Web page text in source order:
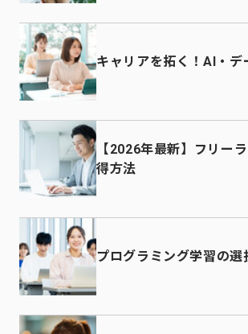
キャリアを拓く！AI・
【2026年最新】フリー
得方法
プログラミング学習の